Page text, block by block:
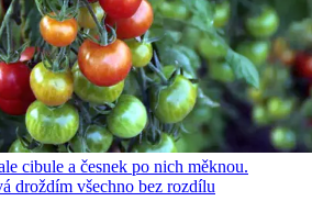
cibule a česnek po nich měknou.
droždím všechno bez rozdílu